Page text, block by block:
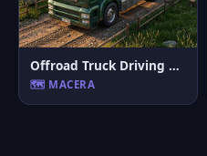
Offroad Truck Driving Game
🗺️ MACERA